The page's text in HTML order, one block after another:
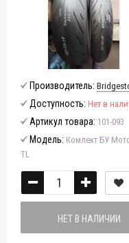
Производитель:
Доступность: Нет в
Артикул товара: 101-093
Модель: Комлект БУ
TL
НЕТ В НАЛИЧИИ